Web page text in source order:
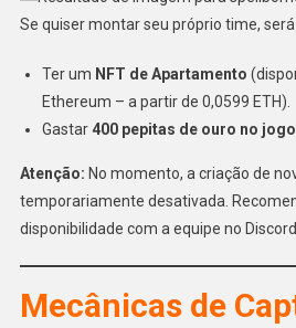
Se quiser montar seu próprio time,
Ter um NFT de Apartamento
Ethereum – a partir de 0,0599 ETH).
Gastar400 pepitas de ouro no jogo
Atenção: No momento, a criação de
temporariamente desativada.
disponibilidade com a equipe no
Mecânicas de